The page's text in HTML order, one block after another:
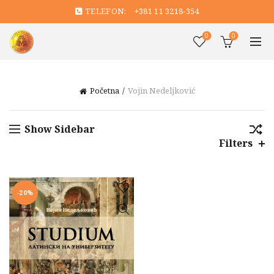
TELEFON: +381 11 3218-354
0 0
Početna Vojin Nedeljković
Show Sidebar
Filters
-20%